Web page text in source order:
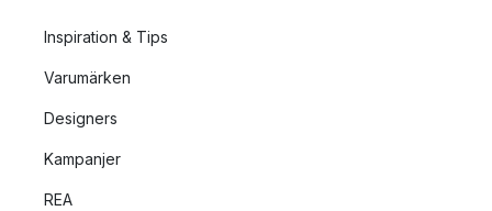
Inspiration & Tips
Varumärken
Designers
Kampanjer
REA